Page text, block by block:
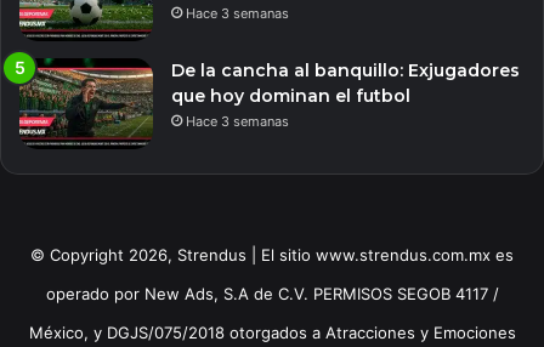
Hace 3 semanas
De la cancha al banquillo: Exjugadores
que hoy dominan el futbol
Hace 3 semanas
© Copyright 2026, Strendus | El sitio www.strendus.com.mx es
operado por New Ads, S.A de C.V. PERMISOS SEGOB 4117 /
México, y DGJS/075/2018 otorgados a Atracciones y Emociones